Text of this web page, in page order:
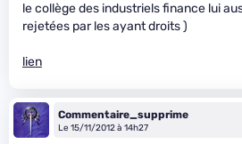
le collège des industriels finance lui
rejetées par les ayant droits )
lien
Commentaire_supprime
Le 15/11/2012 à 14h27